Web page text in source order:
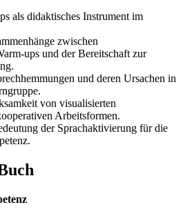
als didaktisches Instrument im
zwischen
ups und der Bereitschaft zur
und deren Ursachen in
von visualisierten
Arbeitsformen.
der Sprachaktivierung für die